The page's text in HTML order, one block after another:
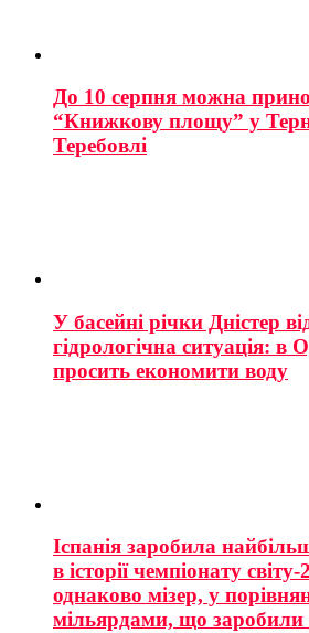
До 10 серпня можна
“Книжкову площу” у
Теребовлі
У басейні річки Дністер
гідрологічна ситуація: в
просить економити воду
Іспанія заробила
в історії чемпіонату
однаково мізер, у
мільярдами, що